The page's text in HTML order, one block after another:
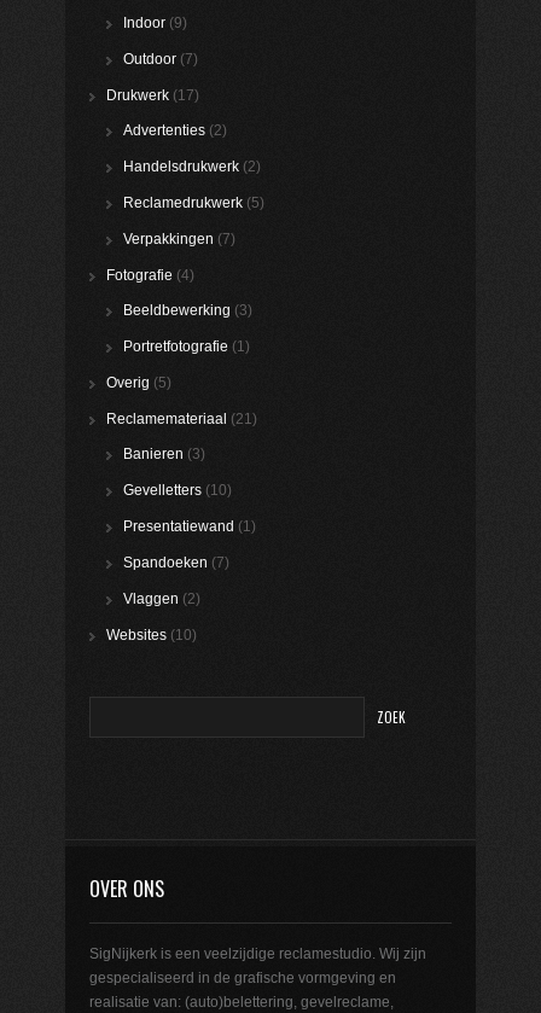
Indoor (9)
Outdoor (7)
Drukwerk (17)
Advertenties (2)
Handelsdrukwerk (2)
Reclamedrukwerk (5)
Verpakkingen (7)
Fotografie (4)
Beeldbewerking (3)
Portretfotografie (1)
Overig (5)
Reclamemateriaal (21)
Banieren (3)
Gevelletters (10)
Presentatiewand (1)
Spandoeken (7)
Vlaggen (2)
Websites (10)
OVER ONS
SigNijkerk is een veelzijdige reclamestudio. Wij zijn
gespecialiseerd in de grafische vormgeving en
realisatie van: (auto)belettering, gevelreclame,